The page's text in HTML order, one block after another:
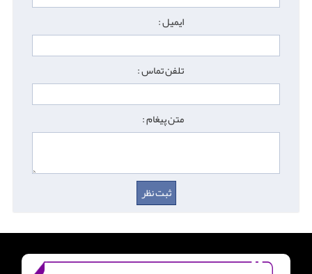
ایمیل :
تلفن تماس :
متن پیغام :